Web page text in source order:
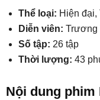
Thể loại: Hiện đại,
Diễn viên: Trương
Số tập: 26 tập
Thời lượng: 43
Nội dung phim